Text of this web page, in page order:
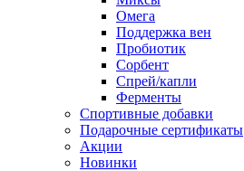
Омега
Поддержка вен
Пробиотик
Сорбент
Спрей/капли
Ферменты
Спортивные добавки
Подарочные сертификаты
Акции
Новинки